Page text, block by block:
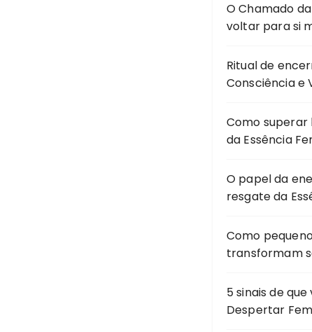
O Chamado
voltar para si
Ritual de
Consciência e
Como superar
da Essência
O papel da
resgate da
Como
transformam
5 sinais de
Despertar